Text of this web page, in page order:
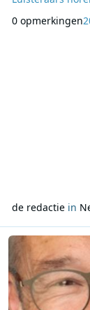
programma’s
0 opmerkingen
de redactiein
Lees meer over